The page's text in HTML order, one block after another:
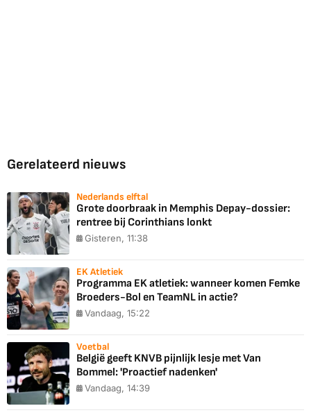
Gerelateerd nieuws
Nederlands elftal
Grote doorbraak in Memphis Depay-dossier:
rentree bij Corinthians lonkt
Gisteren, 11:38
EK Atletiek
Programma EK atletiek: wanneer komen Femke
Broeders-Bol en TeamNL in actie?
Vandaag, 15:22
Voetbal
België geeft KNVB pijnlijk lesje met Van
Bommel: 'Proactief nadenken'
Vandaag, 14:39